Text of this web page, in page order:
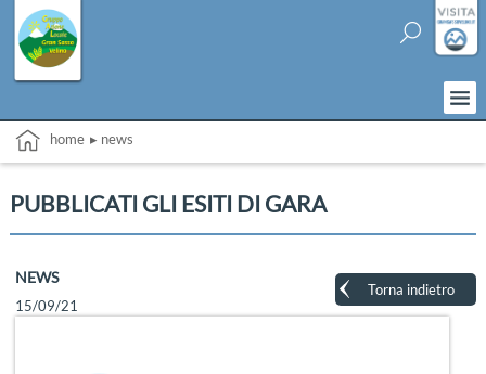
home ▸ news
PUBBLICATI GLI ESITI DI GARA
Torna indietro
NEWS
15/09/21